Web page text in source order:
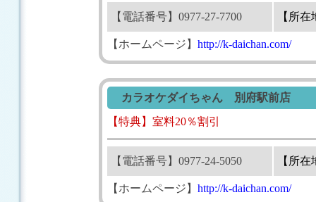
【電話番号】0977-27-7700 【所在
【ホームページ】 http://k-daichan.com/
カラオケダイちゃん 別府駅前店
【特典】室料20％割引
【電話番号】0977-24-5050 【所在
【ホームページ】 http://k-daichan.com/